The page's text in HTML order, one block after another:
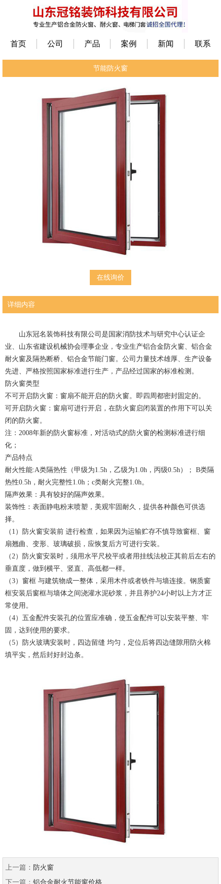
首页 公司 产品 案例 新闻 联系
节能防火窗
在线询价
详细内容
山东冠名装饰科技有限公司是国家消防技术与研究中心认证企
业、山东省建设机械协会理事企业，专业生产铝合金防火窗、铝合金
耐火窗及隔热断桥、铝合金节能门窗。公司力量技术雄厚、生产设备
先进、严格按照国家标准进行生产，产品经过国家的标准检测。
防火窗类型
不可开启防火窗：窗扇不能开启的防火窗。即四周都密封固定的。
可开启防火窗：窗扇可进行开启，在防火窗启闭装置的作用下可以关
闭的防火窗。
注：2008年新的防火窗标准，对活动式的防火窗的检测标准进行细
化；
产品特点
耐火性能:A类隔热性（甲级为1.5h，乙级为1.0h，丙级0.5h）； B类隔
热性0.5h，耐火完整性1.0h；c类耐火完整1.0h。
隔声效果：具有较好的隔声效果。
装饰性：表面静电粉末喷塑，美观牢固耐久，提供各种颜色可供选
择。
（1）防火窗安装前 进行检查，如果因为运输贮存不慎导致窗框、窗
扇翘曲、变形、玻璃破损，应恢复后方可进行安装。
（2）防火窗安装时，须用水平尺校平或者用挂线法校正其前后左右的
垂直度，做到横平、竖直、高低都一样。
（3）窗框 与建筑物成一整体，采用木件或者铁件与墙连接。钢质窗
框安装后窗框与墙体之间浇灌水泥砂浆，并且养护24小时以上方才正
常使用。
（4）五金配件安装孔的位置应准确，使五金配件可以安装平整、牢
固，达到使用的要求。
（5）防火玻璃安装时，四边留缝 均匀，定位后将四边缝隙用防火棉
填平实，然后封好封边条。
上一篇： 防火窗
下一篇： 铝合金耐火节能窗价格